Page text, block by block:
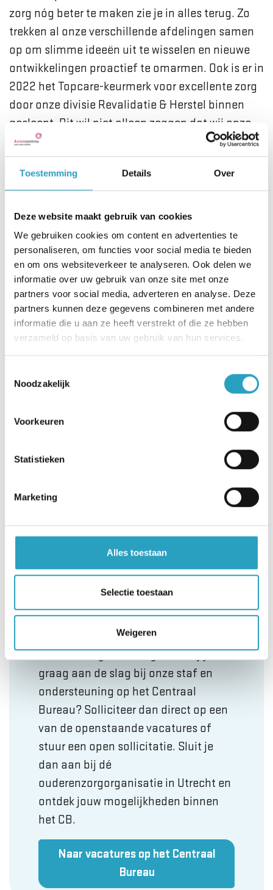
Toestemming Details Over
Deze website maakt gebruik van cookies
We gebruiken cookies om content en advertenties te
personaliseren, om functies voor social media te bieden
en om ons websiteverkeer te analyseren. Ook delen we
informatie over uw gebruik van onze site met onze
partners voor social media, adverteren en analyse. Deze
partners kunnen deze gegevens combineren met andere
informatie die u aan ze heeft verstrekt of die ze hebben
verzameld op basis van uw gebruik van hun services.
Noodzakelijk
Voorkeuren
Statistieken
Marketing
Alles toestaan
Selectie toestaan
Weigeren
zorg nóg beter te maken zie je in alles terug. Zo
trekken al onze verschillende afdelingen samen
op om slimme ideeën uit te wisselen en nieuwe
ontwikkelingen proactief te omarmen. Ook is er in
2022 het Topcare-keurmerk voor excellente zorg
door onze divisie Revalidatie & Herstel binnen
gesleept. Dit wil niet alleen zeggen dat wij onze
zorg goed uitvoeren, maar ook dat wij leren van
eventuele fouten. Nieuwsgierig zijn,
samenwerken en leren van elkaar spelen hier een
Daarnaast krijgen medewerkers bij AxionContinu
volop de ruimte om zich te ontwikkelen. Dit kan
zowel met interne als externe opleidingen en
trainingen, maar ook door wat vaker met
collega’s mee te kijken en nieuwe
samenwerkingen tussen afdelingen. Bij
AxionContinu ben jij nooit uitgeleerd.
liggen, op het Centraal Bureau
vind je zeker een uitdaging die
Onze vacatures voor
staf en ondersteuning
Spreekt een functie in de ouderenzorg
jou aan, maar heb jij nog geen
graag aan de slag bij onze staf en
ondersteuning op het Centraal
Bureau? Solliciteer dan direct op een
van de openstaande vacatures of
stuur een open sollicitatie. Sluit je
dan aan bij dé
ouderenzorgorganisatie in Utrecht en
ontdek jouw mogelijkheden binnen
het CB.
Naar vacatures op het Centraal
Bureau